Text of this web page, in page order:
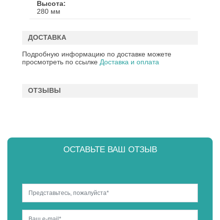
Высота
280 мм
ДОСТАВКА
Подробную информацию по доставке можете
просмотреть по ссылке Доставка и оплата
ОТЗЫВЫ
ОСТАВЬТЕ ВАШ ОТЗЫВ